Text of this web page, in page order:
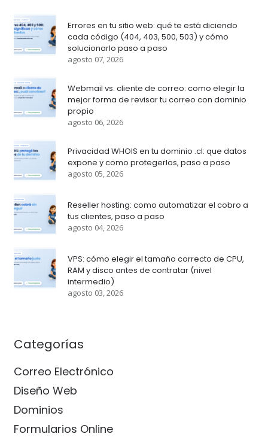
Errores en tu sitio web: qué te está diciendo
cada código (404, 403, 500, 503) y cómo
solucionarlo paso a paso
agosto 07, 2026
Webmail vs. cliente de correo: como elegir la
mejor forma de revisar tu correo con dominio
propio
agosto 06, 2026
Privacidad WHOIS en tu dominio .cl: que datos
expone y como protegerlos, paso a paso
agosto 05, 2026
Reseller hosting: como automatizar el cobro a
tus clientes, paso a paso
agosto 04, 2026
VPS: cómo elegir el tamaño correcto de CPU,
RAM y disco antes de contratar (nivel
intermedio)
agosto 03, 2026
Categorías
Correo Electrónico
Diseño Web
Dominios
Formularios Online